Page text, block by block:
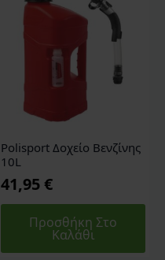
Polisport Δοχείο Βενζίνης
10L
41,95 €
Προσθήκη Στο
Καλάθι